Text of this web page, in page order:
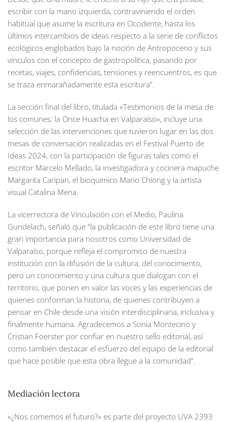
escribir con la mano izquierda, contraviniendo el orden
habitual que asume la escritura en Occidente, hasta los
últimos intercambios de ideas respecto a la serie de conflictos
ecológicos englobados bajo la noción de Antropoceno y sus
vínculos con el concepto de gastropolítica, pasando por
recetas, viajes, confidencias, tensiones y reencuentros, es que
se traza enmarañadamente esta escritura”.
La sección final del libro, titulada «Testimonios de la mesa de
los comunes: la Once Huacha en Valparaíso», incluye una
selección de las intervenciones que tuvieron lugar en las dos
mesas de conversación realizadas en el Festival Puerto de
Ideas 2024, con la participación de figuras tales como el
escritor Marcelo Mellado, la investigadora y cocinera mapuche
Margarita Caripan, el bioquímico Mario Chiong y la artista
visual Catalina Mena.
La vicerrectora de Vinculación con el Medio, Paulina
Gundelach, señaló que “la publicación de este libro tiene una
gran importancia para nosotros como Universidad de
Valparaíso, porque refleja el compromiso de nuestra
institución con la difusión de la cultura, del conocimiento,
pero un conocimiento y una cultura que dialogan con el
territorio, que ponen en valor las voces y las experiencias de
quienes conforman la historia, de quienes contribuyen a
pensar en Chile desde una visión interdisciplinaria, inclusiva y
finalmente humana. Agradecemos a Sonia Montecino y
Cristian Foerster por confiar en nuestro sello editorial, así
como también destacar el esfuerzo del equipo de la editorial
que hace posible que esta obra llegue a la comunidad”.
Mediación lectora
«¿Nos comemos el futuro?» es parte del proyecto UVA 2393